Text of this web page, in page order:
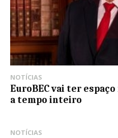
NOTÍCIAS
EuroBEC vai ter
a tempo inteiro
NOTÍCIAS